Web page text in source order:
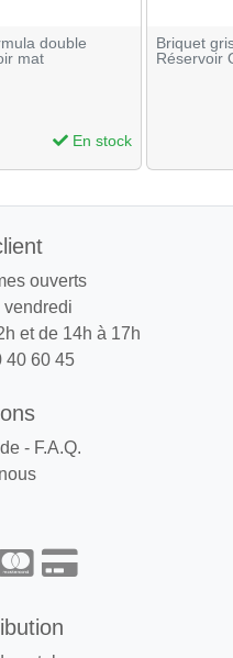
double
mat
En stock
Briquet
Réservoir
ouverts
et de 14h à 17h
40 60 45
- F.A.Q.